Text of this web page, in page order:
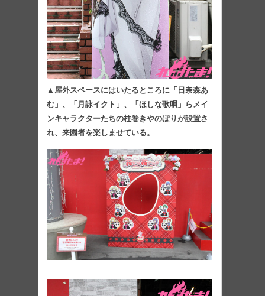
▲屋外スペースにはいたるところに「日奈森あ
む」、「月詠イクト」、「ほしな歌唄」らメイ
ンキャラクターたちの柱巻きやのぼりが設置さ
れ、来園者を楽しませている。